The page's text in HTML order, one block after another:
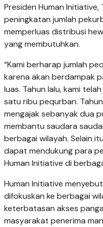
Presiden Human
peningkatan jumlah
memperluas distribusi
yang membutuhkan.
“Kami berharap jumlah
karena akan berdampak
luas. Tahun lalu, kami
satu ribu pequrban.
mengajak sebanyak dua
membantu saudara
berbagai wilayah. Selain
dapat mendukung para
Human Initiative di
Human Initiative
difokuskan ke berbagai
keterbatasan akses
masyarakat penerima